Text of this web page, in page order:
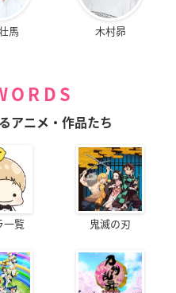
馬 木村昴
アニメ・作品たち
一覧 鬼滅の刃